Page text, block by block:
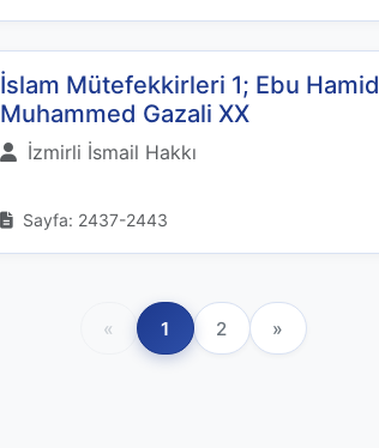
İslam Mütefekkirleri 1; Ebu Hamid
Muhammed Gazali XX
İzmirli İsmail Hakkı
Sayfa: 2437-2443
« 1 2 »